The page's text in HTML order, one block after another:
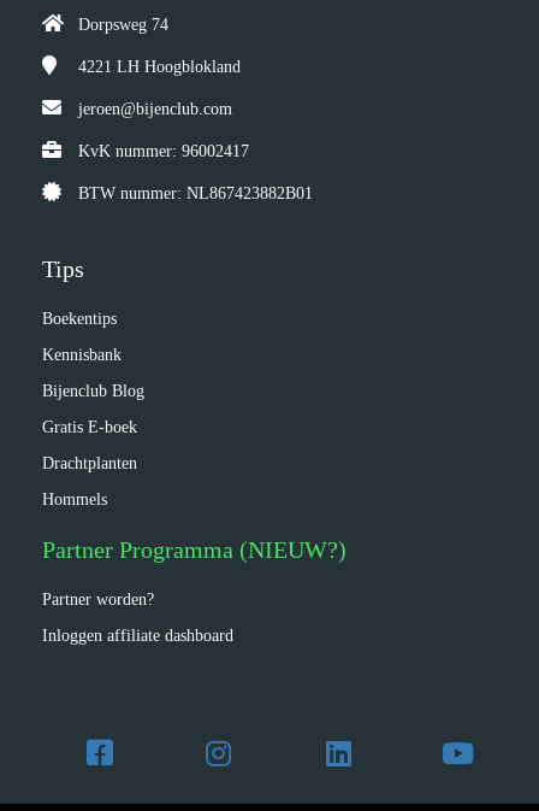
Dorpsweg 74
4221 LH Hoogblokland
jeroen@bijenclub.com
KvK nummer: 96002417
BTW nummer: NL867423882B01
Tips
Boekentips
Kennisbank
Bijenclub Blog
Gratis E-boek
Drachtplanten
Hommels
Partner Programma (NIEUW?)
Partner worden?
Inloggen affiliate dashboard